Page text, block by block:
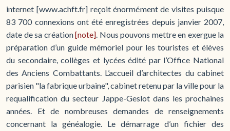
internet [www.achft.fr] reçoit énormément de visites puisque
83 700 connexions ont été enregistrées depuis janvier 2007,
date de sa création[note]. Nous pouvons mettre en exergue la
préparation d’un guide mémoriel pour les touristes et élèves
du secondaire, collèges et lycées édité par l’Office National
des Anciens Combattants. L’accueil d’architectes du cabinet
parisien "la fabrique urbaine", cabinet retenu par la ville pour la
requalification du secteur Jappe-Geslot dans les prochaines
années. Et de nombreuses demandes de renseignements
concernant la généalogie. Le démarrage d’un fichier des